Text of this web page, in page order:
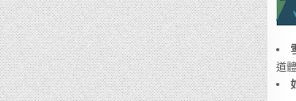
道